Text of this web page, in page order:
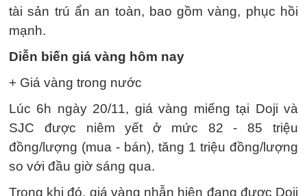
tài sản trú ẩn an toàn, bao gồm vàng, phục hồi
mạnh.
Diễn biến giá vàng hôm nay
+ Giá vàng trong nước
Lúc 6h ngày 20/11, giá vàng miếng tại Doji và
SJC được niêm yết ở mức 82 - 85 triệu
đồng/lượng (mua - bán), tăng 1 triệu đồng/lượng
so với đầu giờ sáng qua.
Trong khi đó, giá vàng nhẫn hiện đang được Doji